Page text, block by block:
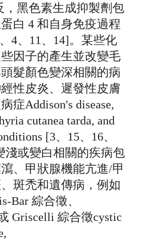
，黑色素生成抑製劑包
白 4 和自身免疫過程
4、11、14]。某些化
因子的產生並改變毛
髮顏色變深相關的病
性皮炎、遲發性皮膚
症Addison's disease,
cutanea tarda, and
[3、15、16、
淺或變白相關的疾病包
、甲狀腺機能亢進/甲
斑禿和遺傳病，例如
Bar 綜合徵、
Griscelli 綜合徵cystic